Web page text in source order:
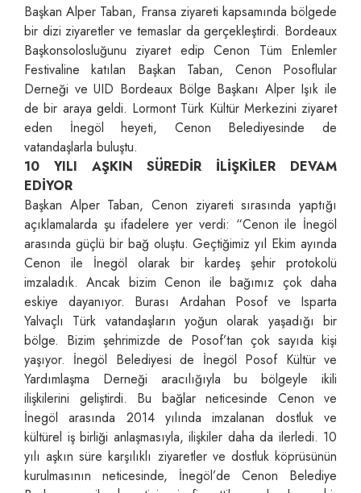
Başkan Alper Taban, Fransa ziyareti kapsamında bölgede
bir dizi ziyaretler ve temaslar da gerçekleştirdi. Bordeaux
Başkonsolosluğunu ziyaret edip Cenon Tüm Enlemler
Festivaline katılan Başkan Taban, Cenon Posoflular
Derneği ve UID Bordeaux Bölge Başkanı Alper Işık ile
de bir araya geldi. Lormont Türk Kültür Merkezini ziyaret
eden İnegöl heyeti, Cenon Belediyesinde de
vatandaşlarla buluştu.
10 YILI AŞKIN SÜREDİR İLİŞKİLER DEVAM
EDİYOR
Başkan Alper Taban, Cenon ziyareti sırasında yaptığı
açıklamalarda şu ifadelere yer verdi: “Cenon ile İnegöl
arasında güçlü bir bağ oluştu. Geçtiğimiz yıl Ekim ayında
Cenon ile İnegöl olarak bir kardeş şehir protokolü
imzaladık. Ancak bizim Cenon ile bağımız çok daha
eskiye dayanıyor. Burası Ardahan Posof ve Isparta
Yalvaçlı Türk vatandaşların yoğun olarak yaşadığı bir
bölge. Bizim şehrimizde de Posof’tan çok sayıda kişi
yaşıyor. İnegöl Belediyesi de İnegöl Posof Kültür ve
Yardımlaşma Derneği aracılığıyla bu bölgeyle ikili
ilişkilerini geliştirdi. Bu bağlar neticesinde Cenon ve
İnegöl arasında 2014 yılında imzalanan dostluk ve
kültürel iş birliği anlaşmasıyla, ilişkiler daha da ilerledi. 10
yılı aşkın süre karşılıklı ziyaretler ve dostluk köprüsünün
kurulmasının neticesinde, İnegöl’de Cenon Belediye